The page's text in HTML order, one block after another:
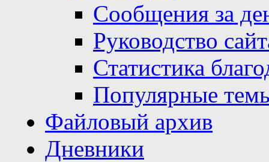
Сообщения за
Руководство
Статистика
Популярные
Файловый архив
Дневники